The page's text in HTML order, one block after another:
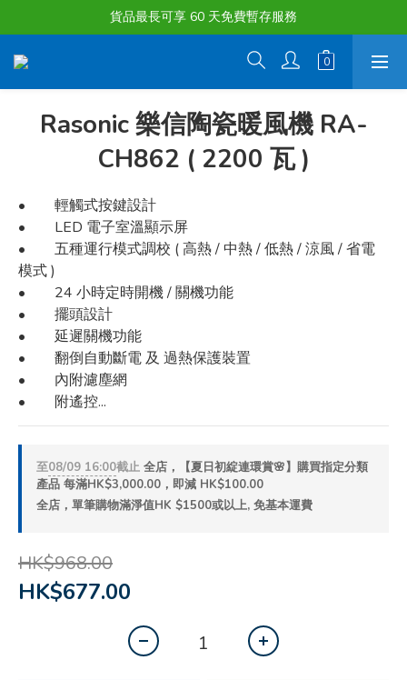
購物滿淨值HK $1500或以上 , 即可享一次免費標準送貨服務。
貨品最長可享 60 天免費暫存服務
購物滿淨值HK $1500或以上 , 即可享一次免費標準送貨服務。
Rasonic 樂信陶瓷暖風機 RA-
CH862 ( 2200 瓦 )
•        輕觸式按鍵設計
•        LED 電子室溫顯示屏
•        五種運行模式調校 ( 高熱 / 中熱 / 低熱 / 涼風 / 省電
模式 )
•        24 小時定時開機 / 關機功能
•        擺頭設計
•        延遲關機功能
•        翻倒自動斷電 及 過熱保護裝置
•        內附濾塵網
•        附遙控...
至08/09 16:00截止 全店，【夏日初綻連環賞🌸】購買指定分類
產品 每滿HK$3,000.00，即減 HK$100.00
全店，單筆購物滿淨值HK $1500或以上, 免基本運費
HK$968.00
HK$677.00